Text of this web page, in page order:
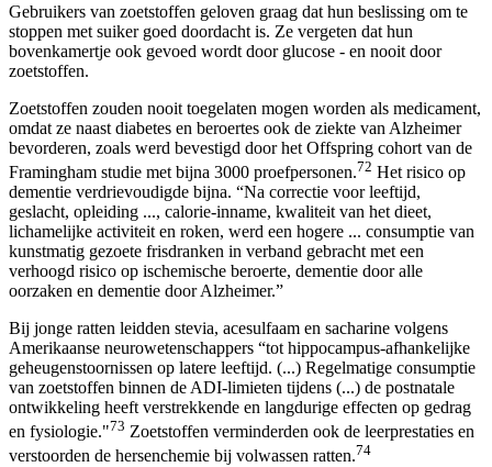
Gebruikers van zoetstoffen geloven graag dat hun beslissing om te
stoppen met suiker goed doordacht is. Ze vergeten dat hun
bovenkamertje ook gevoed wordt door glucose - en nooit door
zoetstoffen.
Zoetstoffen zouden nooit toegelaten mogen worden als medicament,
omdat ze naast diabetes en beroertes ook de ziekte van Alzheimer
bevorderen, zoals werd bevestigd door het Offspring cohort van de
Framingham studie met bijna 3000 proefpersonen.72 Het risico op
dementie verdrievoudigde bijna. “Na correctie voor leeftijd,
geslacht, opleiding ..., calorie-inname, kwaliteit van het dieet,
lichamelijke activiteit en roken, werd een hogere ... consumptie van
kunstmatig gezoete frisdranken in verband gebracht met een
verhoogd risico op ischemische beroerte, dementie door alle
oorzaken en dementie door Alzheimer.”
Bij jonge ratten leidden stevia, acesulfaam en sacharine volgens
Amerikaanse neurowetenschappers “tot hippocampus-afhankelijke
geheugenstoornissen op latere leeftijd. (...) Regelmatige consumptie
van zoetstoffen binnen de ADI-limieten tijdens (...) de postnatale
ontwikkeling heeft verstrekkende en langdurige effecten op gedrag
en fysiologie."73 Zoetstoffen verminderden ook de leerprestaties en
verstoorden de hersenchemie bij volwassen ratten.74